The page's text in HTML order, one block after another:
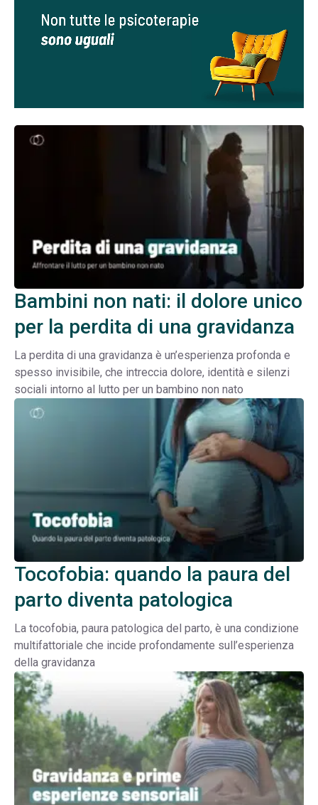
Bambini non nati: il dolore unico
per la perdita di una gravidanza
La perdita di una gravidanza è un’esperienza profonda e
spesso invisibile, che intreccia dolore, identità e silenzi
sociali intorno al lutto per un bambino non nato
Tocofobia: quando la paura del
parto diventa patologica
La tocofobia, paura patologica del parto, è una condizione
multifattoriale che incide profondamente sull’esperienza
della gravidanza